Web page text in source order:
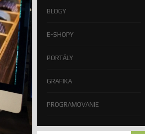
BLOGY
E-SHOPY
PORTÁLY
GRAFIKA
PROGRAMOVANIE